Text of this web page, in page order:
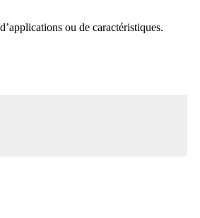
ou de caractéristiques.